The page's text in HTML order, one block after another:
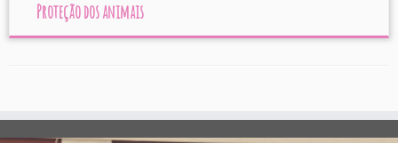
Proteção dos animais